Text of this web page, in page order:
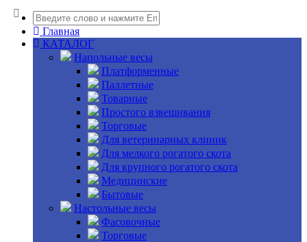
Главная
КАТАЛОГ
Напольные весы
Платформенные
Паллетные
Товарные
Простого взвешивания
Торговые
Для ветеринарных клиник
Для мелкого рогатого скота
Для крупного рогатого скота
Медицинские
Бытовые
Настольные весы
Фасовочные
Торговые